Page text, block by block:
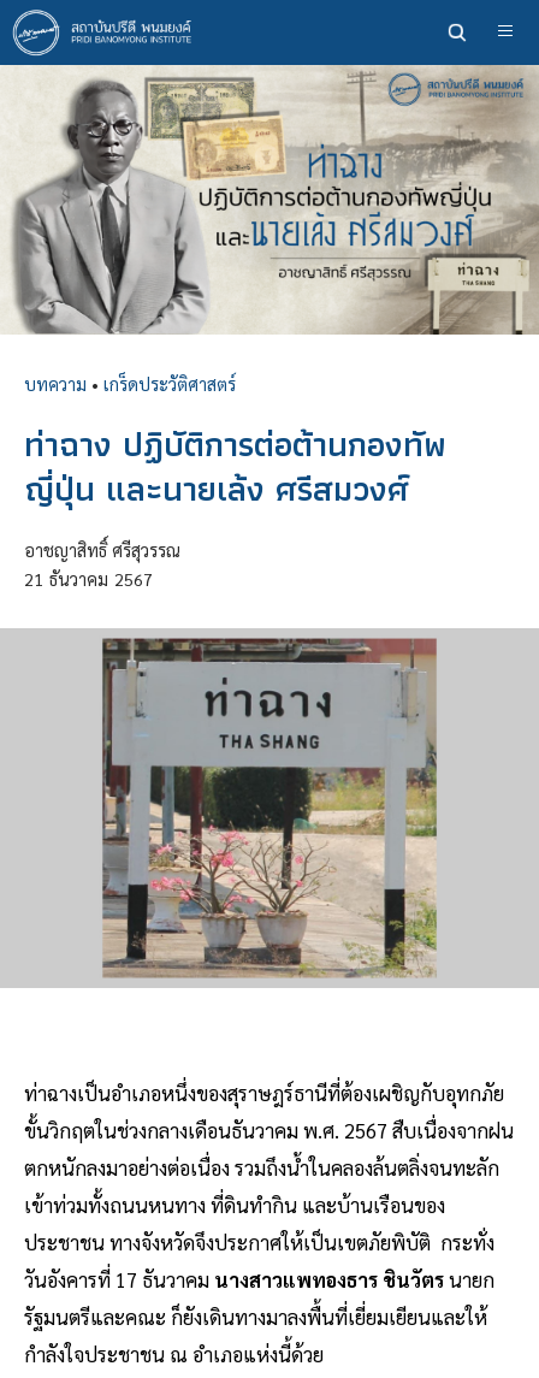
ข้าม
ไป
ยัง
บทความ • เกร็ดประวัติศาสตร์
ท่าฉาง ปฏิบัติการต่อต้านกองทัพ
ญี่ปุ่น และนายเล้ง ศรีสมวงศ์
อาชญาสิทธิ์ ศรีสุวรรณ
21 ธันวาคม 2567
ท่าฉางเป็นอำเภอหนึ่งของสุราษฎร์ธานีที่ต้องเผชิญกับอุทกภัย
ขั้นวิกฤตในช่วงกลางเดือนธันวาคม พ.ศ. 2567 สืบเนื่องจากฝน
ตกหนักลงมาอย่างต่อเนื่อง รวมถึงน้ำในคลองล้นตลิ่งจนทะลัก
เข้าท่วมทั้งถนนหนทาง ที่ดินทำกิน และบ้านเรือนของ
ประชาชน ทางจังหวัดจึงประกาศให้เป็นเขตภัยพิบัติ กระทั่ง
วันอังคารที่ 17 ธันวาคม นางสาวแพทองธาร ชินวัตรนายก
รัฐมนตรีและคณะ ก็ยังเดินทางมาลงพื้นที่เยี่ยมเยียนและให้
กำลังใจประชาชน ณ อำเภอแห่งนี้ด้วย